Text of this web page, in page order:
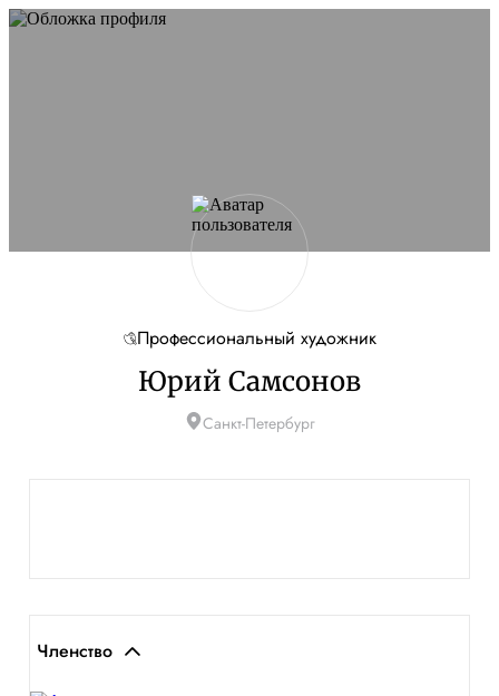
Профессиональный художник
Юрий Самсонов
Санкт-Петербург
Членство